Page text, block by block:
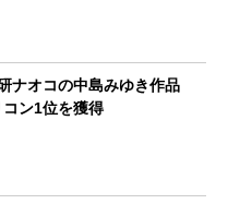
ナオコの中島みゆき作品
コン1位を獲得